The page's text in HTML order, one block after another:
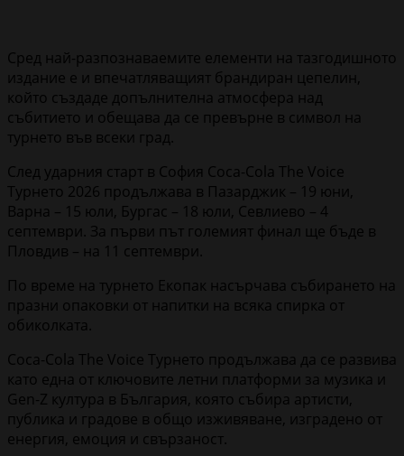
Сред най-разпознаваемите елементи на тазгодишното
издание е и впечатляващият брандиран цепелин,
който създаде допълнителна атмосфера над
събитието и обещава да се превърне в символ на
турнето във всеки град.
След ударния старт в София Coca-Cola The Voice
Турнето 2026 продължава в Пазарджик – 19 юни,
Варна – 15 юли, Бургас – 18 юли, Севлиево – 4
септември. За първи път големият финал ще бъде в
Пловдив – на 11 септември.
По време на турнето Екопак насърчава събирането на
празни опаковки от напитки на всяка спирка от
обиколката.
Coca-Cola The Voice Турнето продължава да се развива
като една от ключовите летни платформи за музика и
Gen-Z култура в България, която събира артисти,
публика и градове в общо изживяване, изградено от
енергия, емоция и свързаност.